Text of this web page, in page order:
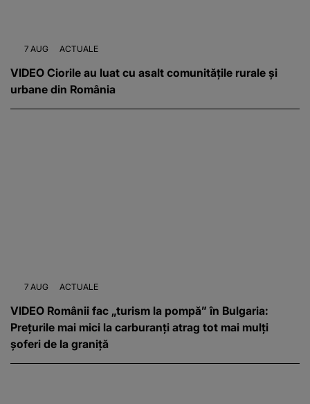
7 AUG ACTUALE
VIDEO Ciorile au luat cu asalt comunitățile rurale și
urbane din România
7 AUG ACTUALE
VIDEO Românii fac „turism la pompă” în Bulgaria:
Prețurile mai mici la carburanți atrag tot mai mulți
șoferi de la graniță